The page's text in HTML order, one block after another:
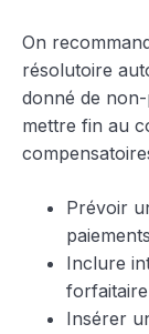
On
résolutoire
donné de
mettre fin au
Prévoir
Inclure
Insérer